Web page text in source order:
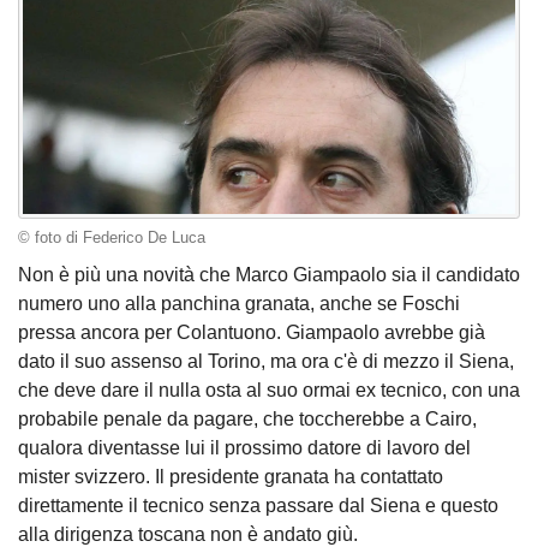
© foto di Federico De Luca
Non è più una novità che Marco Giampaolo sia il candidato
numero uno alla panchina granata, anche se Foschi
pressa ancora per Colantuono. Giampaolo avrebbe già
dato il suo assenso al Torino, ma ora c'è di mezzo il Siena,
che deve dare il nulla osta al suo ormai ex tecnico, con una
probabile penale da pagare, che toccherebbe a Cairo,
qualora diventasse lui il prossimo datore di lavoro del
mister svizzero. Il presidente granata ha contattato
direttamente il tecnico senza passare dal Siena e questo
alla dirigenza toscana non è andato giù.